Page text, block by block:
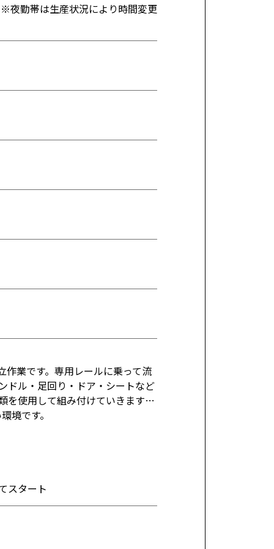
夜勤帯は生産状況により時間変更
作業です。専用レールに乗って流
ドル・足回り・ドア・シートなど
を使用して組み付けていきます…
境です。
スタート